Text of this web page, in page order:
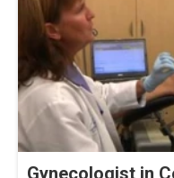
Gynecologist in